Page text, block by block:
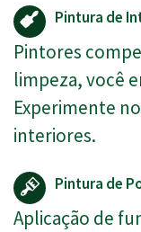
Pintura de
Pintores
limpeza, você
Experimente
interiores.
Pintura de
Aplicação de